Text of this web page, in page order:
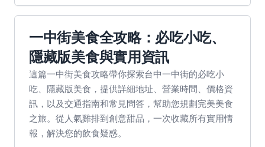
一中街美食全攻略：必吃小吃、
隱藏版美食與實用資訊
這篇一中街美食攻略帶你探索台中一中街的必吃小
吃、隱藏版美食，提供詳細地址、營業時間、價格資
訊，以及交通指南和常見問答，幫助您規劃完美美食
之旅。從人氣雞排到創意甜品，一次收藏所有實用情
報，解決您的飲食疑惑。